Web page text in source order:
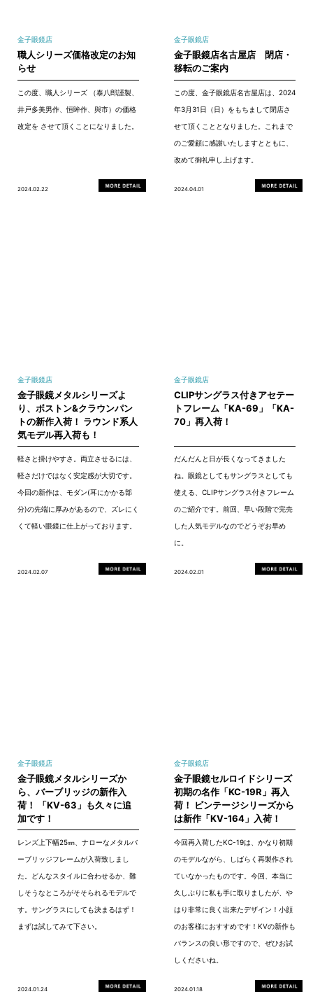
金子眼鏡店
職人シリーズ価格改定のお知
らせ
この度、職人シリーズ （泰八郎謹製、
井戸多美男作、恒眸作、與市）の価格
改定を させて頂くことになりました。
2024.02.22
金子眼鏡店
金子眼鏡店名古屋店 閉店・
移転のご案内
この度、金子眼鏡店名古屋店は、2024
年3月31日（日）をもちまして閉店さ
せて頂くこととなりました。これまで
のご愛顧に感謝いたしますとともに、
改めて御礼申し上げます。
2024.04.01
金子眼鏡店
金子眼鏡メタルシリーズよ
り、ボストン&クラウンパン
トの新作入荷！ ラウンド系人
気モデル再入荷も！
軽さと掛けやすさ。両立させるには、
軽さだけではなく安定感が大切です。
今回の新作は、モダン(耳にかかる部
分)の先端に厚みがあるので、ズレにく
くて軽い眼鏡に仕上がっております。
2024.02.07
金子眼鏡店
CLIPサングラス付きアセテー
トフレーム「KA-69」「KA-
70」再入荷！
だんだんと日が長くなってきました
ね。眼鏡としてもサングラスとしても
使える、CLIPサングラス付きフレーム
のご紹介です。前回、早い段階で完売
した人気モデルなのでどうぞお早め
に。
2024.02.01
金子眼鏡店
金子眼鏡メタルシリーズか
ら、バーブリッジの新作入
荷！ 「KV-63」も久々に追
加です！
レンズ上下幅25㎜、ナローなメタルバ
ーブリッジフレームが入荷致しまし
た。どんなスタイルに合わせるか、難
しそうなところがそそられるモデルで
す。サングラスにしても決まるはず！
まずは試してみて下さい。
2024.01.24
金子眼鏡店
金子眼鏡セルロイドシリーズ
初期の名作「KC-19R」再入
荷！ ビンテージシリーズから
は新作「KV-164」入荷！
今回再入荷したKC-19は、かなり初期
のモデルながら、しばらく再製作され
ていなかったものです。今回、本当に
久しぶりに私も手に取りましたが、や
はり非常に良く出来たデザイン！小顔
のお客様におすすめです！KVの新作も
バランスの良い形ですので、ぜひお試
しくださいね。
2024.01.18